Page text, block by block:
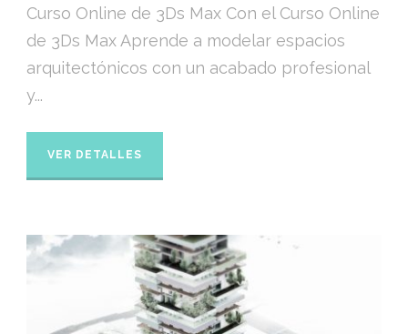
Curso Online de 3Ds Max Con el Curso Online
de 3Ds Max Aprende a modelar espacios
arquitectónicos con un acabado profesional
y...
VER DETALLES